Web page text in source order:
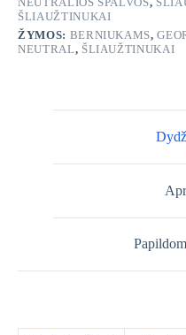
ŠLIAUŽTINUKAI
ŽYMOS: BERNIUKAMS,
NEUTRAL, ŠLIAUŽTINUKAI